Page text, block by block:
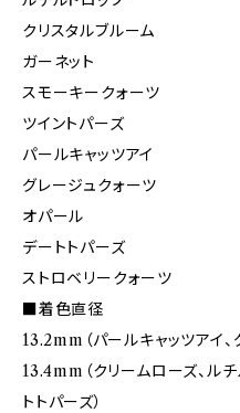
クリスタルブルーム
ガーネット
スモーキークォーツ
ツイントパーズ
パールキャッツアイ
グレージュクォーツ
オパール
デートトパーズ
ストロベリークォーツ
■着色直径
13.2mm（パールキャッツアイ、
13.4mm（クリームローズ、ルチ
トトパーズ）